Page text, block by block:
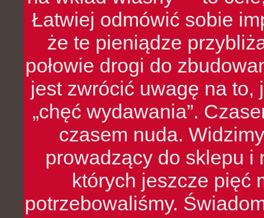
Łatwiej odmówić sobie
że te pieniądze
połowie drogi do
jest zwrócić uwagę na to,
„chęć wydawania”.
czasem nuda.
prowadzący do sklepu i
których jeszcze pięć
potrzebowaliśmy.